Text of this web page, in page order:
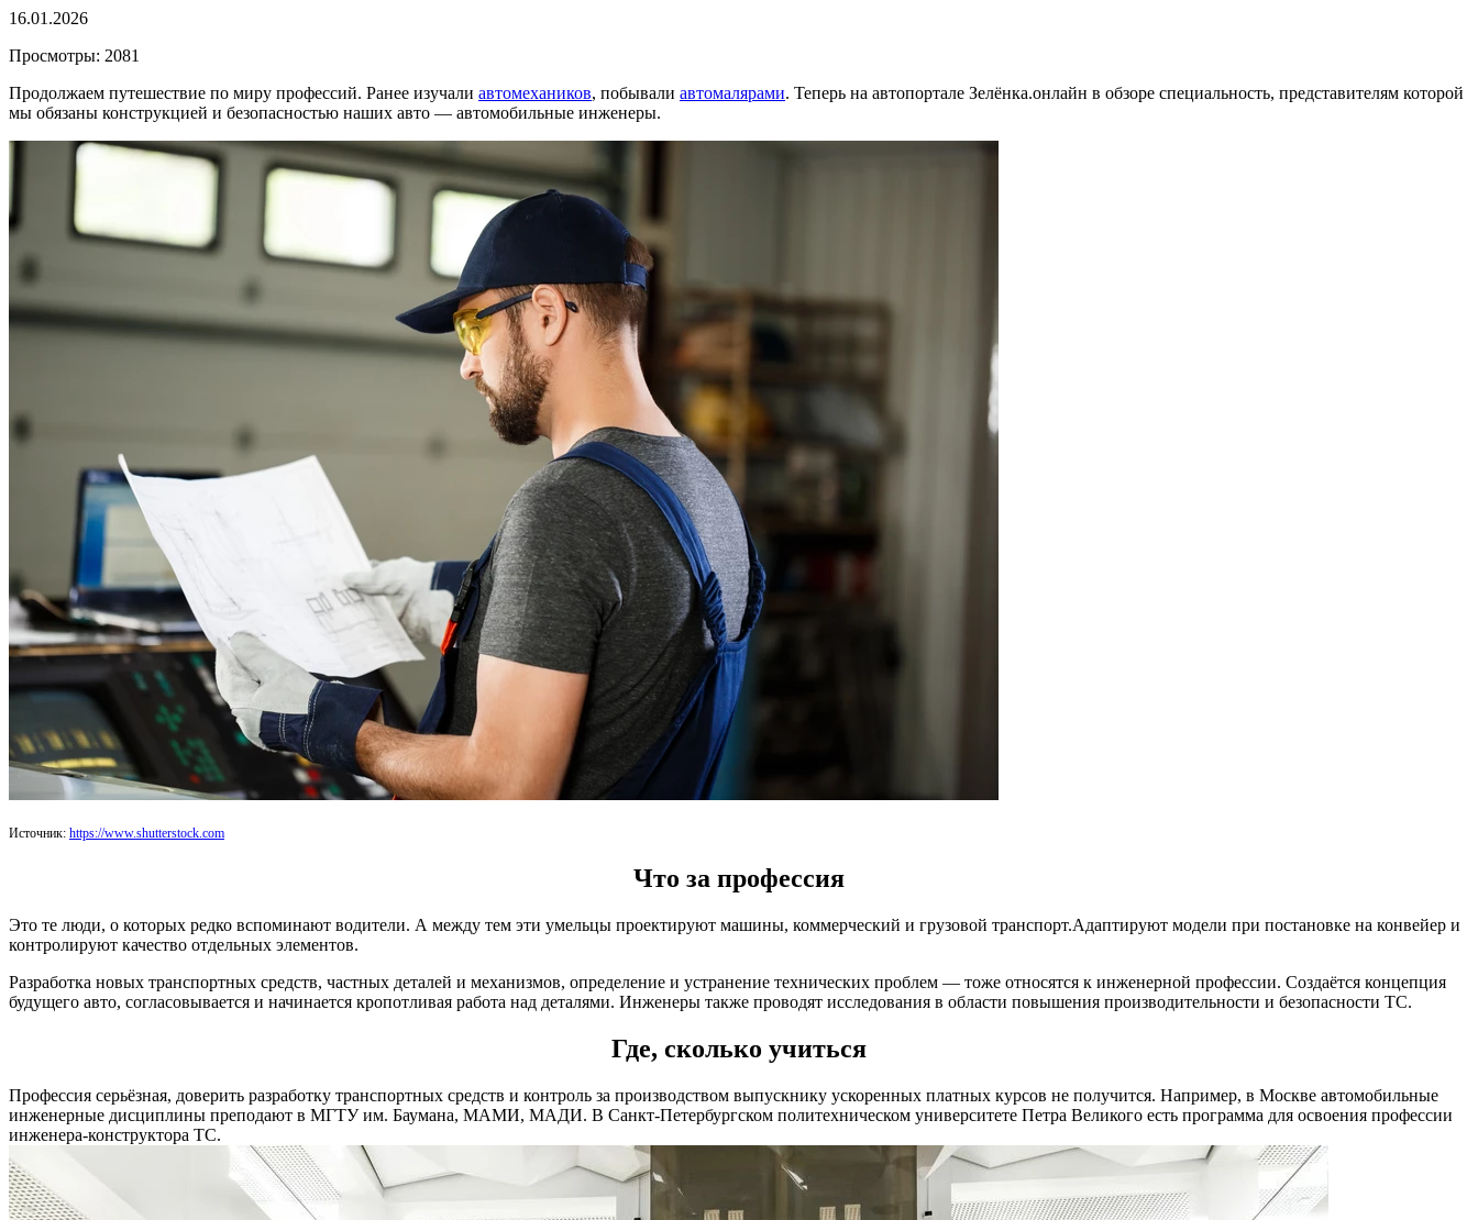
16.01.2026
Просмотры: 2081
Продолжаем путешествие по миру профессий. Ранее изучали автомехаников, побывали автомалярами. Теперь на автопортале Зелёнка.онлайн в обзоре специальность, представителям которой
мы обязаны конструкцией и безопасностью наших авто — автомобильные инженеры.
Источник: https://www.shutterstock.com
Что за профессия
Это те люди, о которых редко вспоминают водители. А между тем эти умельцы проектируют машины, коммерческий и грузовой транспорт.Адаптируют модели при постановке на конвейер и
контролируют качество отдельных элементов.
Разработка новых транспортных средств, частных деталей и механизмов, определение и устранение технических проблем — тоже относятся к инженерной профессии. Создаётся концепция
будущего авто, согласовывается и начинается кропотливая работа над деталями. Инженеры также проводят исследования в области повышения производительности и безопасности ТС.
Где, сколько учиться
Профессия серьёзная, доверить разработку транспортных средств и контроль за производством выпускнику ускоренных платных курсов не получится. Например, в Москве автомобильные
инженерные дисциплины преподают в МГТУ им. Баумана, МАМИ, МАДИ. В Санкт-Петербургском политехническом университете Петра Великого есть программа для освоения профессии
инженера-конструктора ТС.